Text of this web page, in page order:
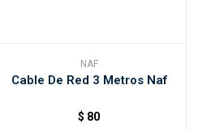
NAF
Cable De Red 3 Metros Naf
$ 80